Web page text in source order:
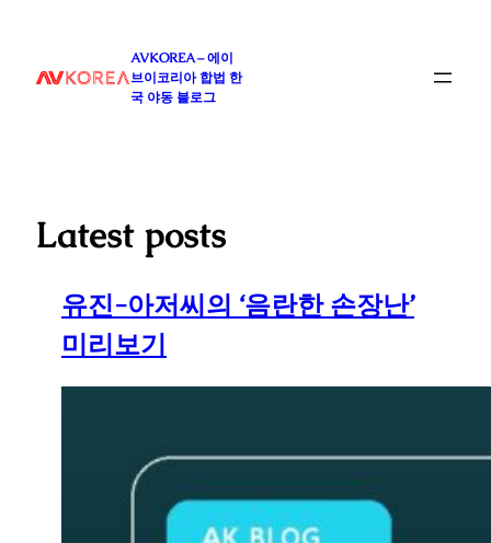
AVKOREA – 에이
브이코리아 합법 한
국 야동 블로그
Latest posts
유진-아저씨의 ‘음란한 손장난’
미리보기